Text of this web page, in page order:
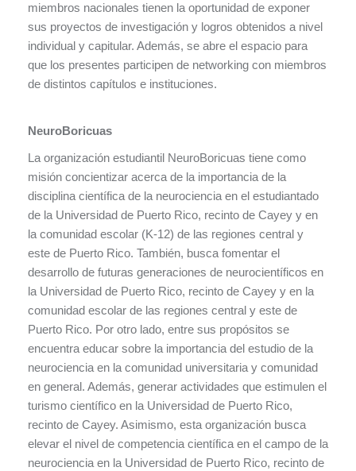
miembros nacionales tienen la oportunidad de exponer
sus proyectos de investigación y logros obtenidos a nivel
individual y capitular. Además, se abre el espacio para
que los presentes participen de networking con miembros
de distintos capítulos e instituciones.
NeuroBoricuas
La organización estudiantil NeuroBoricuas tiene como
misión concientizar acerca de la importancia de la
disciplina científica de la neurociencia en el estudiantado
de la Universidad de Puerto Rico, recinto de Cayey y en
la comunidad escolar (K-12) de las regiones central y
este de Puerto Rico. También, busca fomentar el
desarrollo de futuras generaciones de neurocientíficos en
la Universidad de Puerto Rico, recinto de Cayey y en la
comunidad escolar de las regiones central y este de
Puerto Rico. Por otro lado, entre sus propósitos se
encuentra educar sobre la importancia del estudio de la
neurociencia en la comunidad universitaria y comunidad
en general. Además, generar actividades que estimulen el
turismo científico en la Universidad de Puerto Rico,
recinto de Cayey. Asimismo, esta organización busca
elevar el nivel de competencia científica en el campo de la
neurociencia en la Universidad de Puerto Rico, recinto de